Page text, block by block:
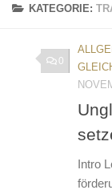
KATEGORIE:
0
Intro